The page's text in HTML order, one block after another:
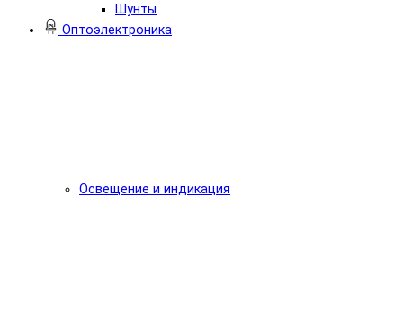
Шунты
Оптоэлектроника
Освещение и индикация